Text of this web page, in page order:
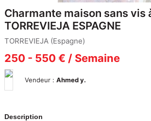
Charmante maison sans vis
TORREVIEJA ESPAGNE
TORREVIEJA (Espagne)
250 - 550 € / Semaine
Vendeur : Ahmed y.
Description